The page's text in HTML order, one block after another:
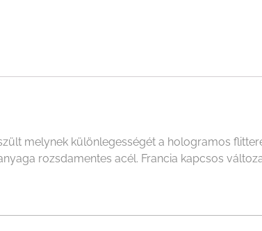
melynek különlegességét a hologramos
rozsdamentes acél. Francia kapcsos